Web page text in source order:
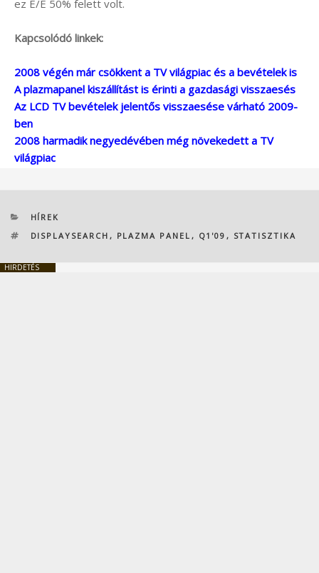
ez É/É 50% felett volt.
Kapcsolódó linkek:
2008 végén már csökkent a TV világpiac és a bevételek is
A plazmapanel kiszállítást is érinti a gazdasági visszaesés
Az LCD TV bevételek jelentős visszaesése várható 2009-
ben
2008 harmadik negyedévében még növekedett a TV
világpiac
KATEGÓRIÁK
HÍREK
CÍMKÉK
DISPLAYSEARCH , PLAZMA PANEL , Q1'09 , STATISZTIKA
HIRDETÉS